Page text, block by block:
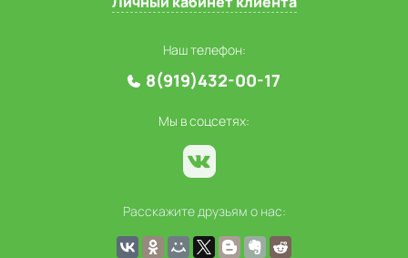
Наш телефон:
8(919)432-00-17
Мы в соцсетях:
Расскажите друзьям о нас: